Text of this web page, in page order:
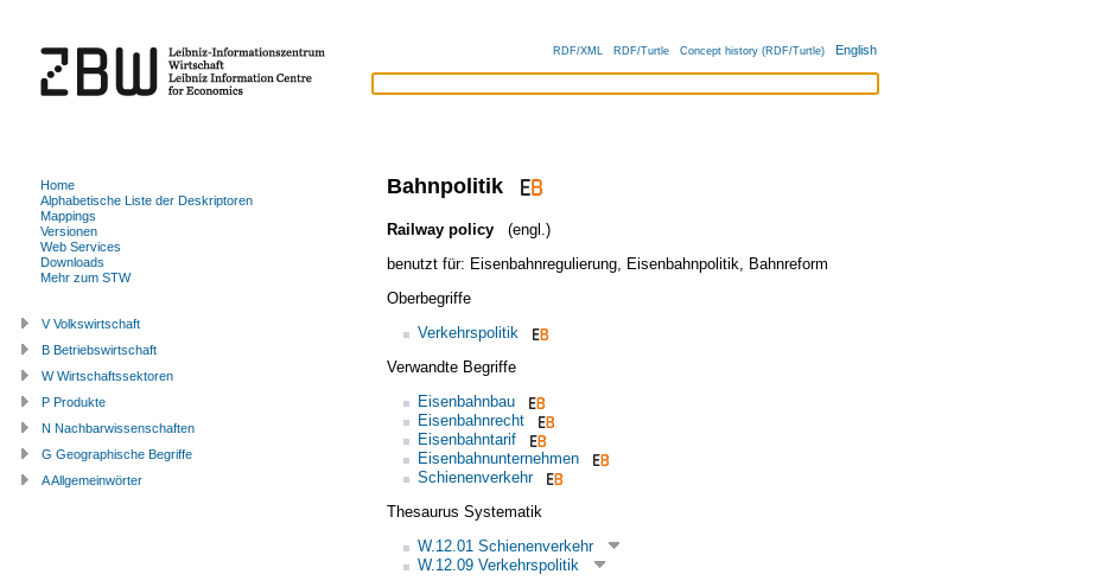
RDF/XML RDF/Turtle Concept history (RDF/Turtle) English
Bahnpolitik
Railway policy
(engl.)
benutzt für: Eisenbahnregulierung, Eisenbahnpolitik
Bahnreform
Oberbegriffe
Verkehrspolitik
Verwandte Begriffe
Eisenbahnbau
Eisenbahnrecht
Eisenbahntarif
Eisenbahnunternehmen
Schienenverkehr
Thesaurus Systematik
W.12.01 Schienenverkehr
W.12.09 Verkehrspolitik
Home
Alphabetische Liste der Deskriptoren
Mappings
Versionen
Web Services
Downloads
Mehr zum STW
V Volkswirtschaft
B Betriebswirtschaft
W Wirtschaftssektoren
P Produkte
N Nachbarwissenschaften
G Geographische Begriffe
A Allgemeinwörter